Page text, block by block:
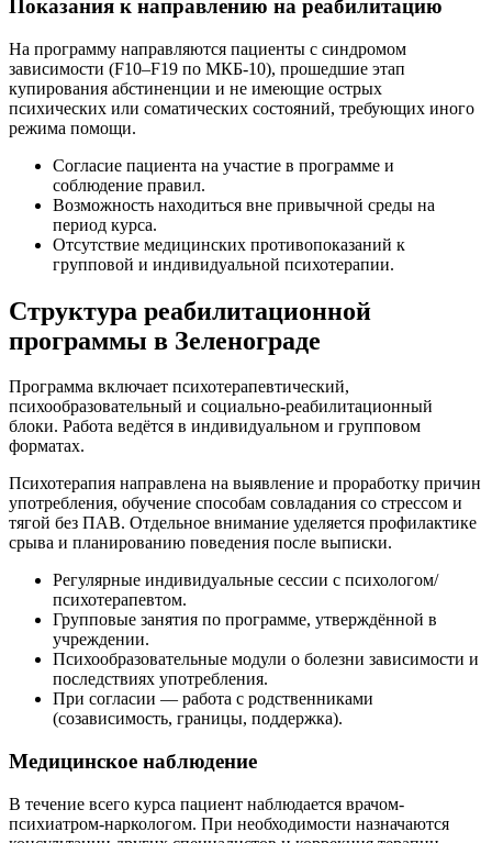
Показания к направлению на реабилитацию
На программу направляются пациенты с синдромом
зависимости (F10–F19 по МКБ-10), прошедшие этап
купирования абстиненции и не имеющие острых
психических или соматических состояний, требующих иного
режима помощи.
Согласие пациента на участие в программе и
соблюдение правил.
Возможность находиться вне привычной среды на
период курса.
Отсутствие медицинских противопоказаний к
групповой и индивидуальной психотерапии.
Структура реабилитационной
программы в Зеленограде
Программа включает психотерапевтический,
психообразовательный и социально-реабилитационный
блоки. Работа ведётся в индивидуальном и групповом
форматах.
Психотерапия направлена на выявление и проработку причин
употребления, обучение способам совладания со стрессом и
тягой без ПАВ. Отдельное внимание уделяется профилактике
срыва и планированию поведения после выписки.
Регулярные индивидуальные сессии с психологом/
психотерапевтом.
Групповые занятия по программе, утверждённой в
учреждении.
Психообразовательные модули о болезни зависимости и
последствиях употребления.
При согласии — работа с родственниками
(созависимость, границы, поддержка).
Медицинское наблюдение
В течение всего курса пациент наблюдается врачом-
психиатром-наркологом. При необходимости назначаются